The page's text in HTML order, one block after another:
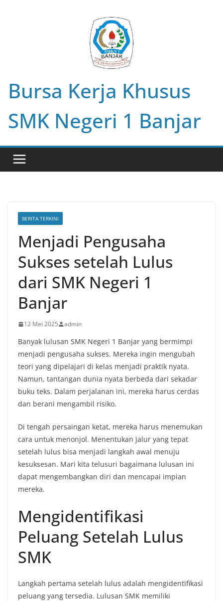
Bursa Kerja Khusus
SMK Negeri 1 Banjar
BERITA TERKINI
Menjadi Pengusaha
Sukses setelah Lulus
dari SMK Negeri 1
Banjar
12 Mei 2025 admin
Banyak lulusan SMK Negeri 1 Banjar yang bermimpi
menjadi pengusaha sukses. Mereka ingin mengubah
teori yang dipelajari di kelas menjadi praktik nyata.
Namun, tantangan dunia nyata berbeda dari sekadar
buku teks. Dalam perjalanan ini, mereka harus cerdas
dan berani mengambil risiko.
Di tengah persaingan ketat, mereka harus menemukan
cara untuk menonjol. Menentukan jalur yang tepat
setelah lulus bisa menjadi langkah awal menuju
kesuksesan. Mari kita telusuri bagaimana lulusan ini
dapat mengembangkan diri dan mencapai impian
mereka.
Mengidentifikasi
Peluang Setelah Lulus
SMK
Langkah pertama setelah lulus adalah mengidentifikasi
peluang yang tersedia. Lulusan SMK memiliki